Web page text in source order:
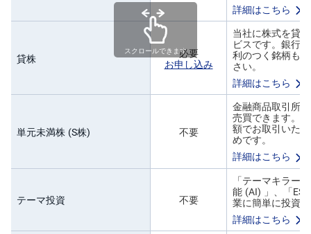
BI
ラ
ボ
ア
O
P
R
詳細はこちら
貸株
必要
お申し込み
当社に株式を貸
ビスです。銀行
利のつく銘柄も
さい。
詳細はこちら
単元未満株 (S株) 不要
金融商品取引所
売買できます。
額でお取引いた
めです。
詳細はこちら
テーマ投資 不要
「テーマキラー
能 (AI) 」、「
業に簡単に投資
詳細はこちら
スクロールできます